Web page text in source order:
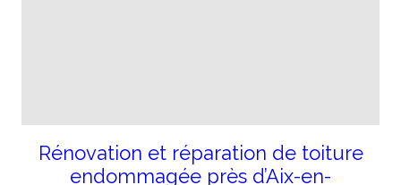
Rénovation et réparation de toiture
endommagée près d’Aix-en-